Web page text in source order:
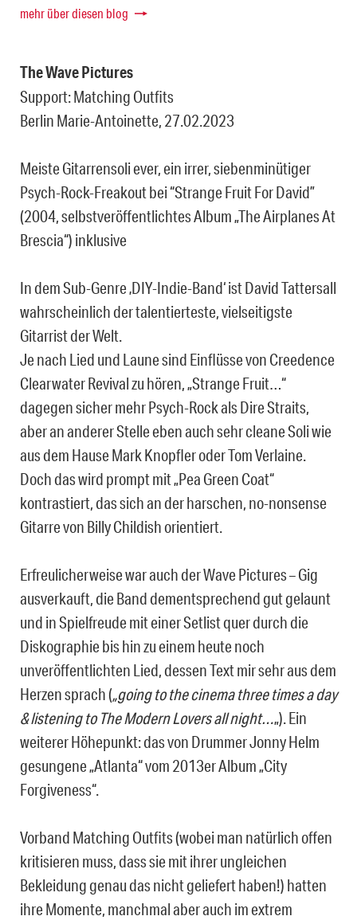
mehr über diesen blog
The Wave Pictures
Support: Matching Outfits
Berlin Marie-Antoinette, 27.02.2023
Meiste Gitarrensoli ever, ein irrer, siebenminütiger
Psych-Rock-Freakout bei “Strange Fruit For David”
(2004, selbstveröffentlichtes Album „The Airplanes At
Brescia“) inklusive
In dem Sub-Genre ‚DIY-Indie-Band‘ ist David Tattersall
wahrscheinlich der talentierteste, vielseitigste
Gitarrist der Welt.
Je nach Lied und Laune sind Einflüsse von Creedence
Clearwater Revival zu hören, „Strange Fruit…“
dagegen sicher mehr Psych-Rock als Dire Straits,
aber an anderer Stelle eben auch sehr cleane Soli wie
aus dem Hause Mark Knopfler oder Tom Verlaine.
Doch das wird prompt mit „Pea Green Coat“
kontrastiert, das sich an der harschen, no-nonsense
Gitarre von Billy Childish orientiert.
Erfreulicherweise war auch der Wave Pictures – Gig
ausverkauft, die Band dementsprechend gut gelaunt
und in Spielfreude mit einer Setlist quer durch die
Diskographie bis hin zu einem heute noch
unveröffentlichten Lied, dessen Text mir sehr aus dem
Herzen sprach („going to the cinema three times a day
& listening to The Modern Lovers all night…„). Ein
weiterer Höhepunkt: das von Drummer Jonny Helm
gesungene „Atlanta“ vom 2013er Album „City
Forgiveness“.
Vorband Matching Outfits (wobei man natürlich offen
kritisieren muss, dass sie mit ihrer ungleichen
Bekleidung genau das nicht geliefert haben!) hatten
ihre Momente, manchmal aber auch im extrem